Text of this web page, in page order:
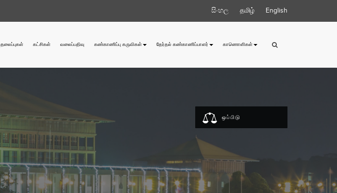
සිංහල தமிழ் English
தலைப்புகள் கட்சிகள் வலைப்பதிவு கண்காணிப்பு கருவிகள் தேர்தல் கண்காணிப்பாளர் காணொளிகள்
ஒப்பிடு